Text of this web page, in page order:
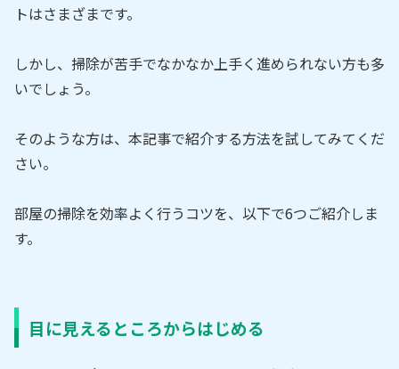
トはさまざまです。
しかし、掃除が苦手でなかなか上手く進められない方も多
いでしょう。
そのような方は、本記事で紹介する方法を試してみてくだ
さい。
部屋の掃除を効率よく行うコツを、以下で6つご紹介しま
す。
目に見えるところからはじめる